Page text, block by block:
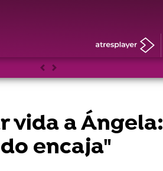
AnteriorSiguiente
vida a Ángela:
encaja"